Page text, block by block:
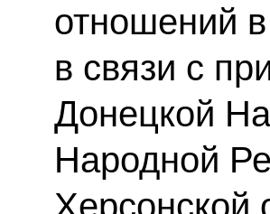
отношений
в связи с
Донецкой
Народной
Херсонской